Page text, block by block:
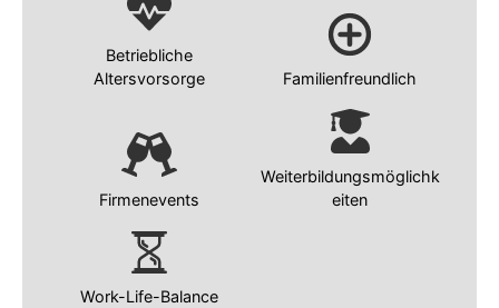
Betriebliche
Altersvorsorge
Familienfreundlich
Firmenevents
Weiterbildungsmöglichk
eiten
Work-Life-Balance